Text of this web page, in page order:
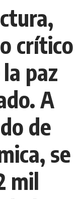
crítico
paz
A
de
se
mil